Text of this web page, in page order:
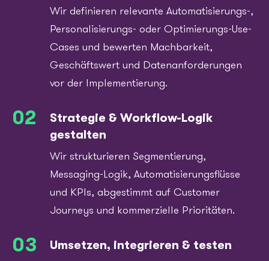
Wir definieren relevante Automatisierungs-,
Personalisierungs- oder Optimierungs-Use-
Cases und bewerten Machbarkeit,
Geschäftswert und Datenanforderungen
vor der Implementierung.
02
Strategie & Workflow-Logik
gestalten
Wir strukturieren Segmentierung,
Messaging-Logik, Automatisierungsflüsse
und KPIs, abgestimmt auf Customer
Journeys und kommerzielle Prioritäten.
03 Umsetzen, integrieren & testen